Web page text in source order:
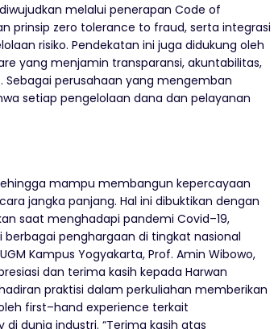
melalui penerapan Code of
prinsip zero tolerance to fraud, serta integrasi
risiko. Pendekatan ini juga didukung oleh
yang menjamin transparansi, akuntabilitas,
Sebagai perusahaan yang mengemban
setiap pengelolaan dana dan pelayanan
mampu membangun kepercayaan
jangka panjang. Hal ini dibuktikan dengan
saat menghadapi pandemi Covid–19,
berbagai penghargaan di tingkat nasional
UGM Kampus Yogyakarta, Prof. Amin Wibowo,
dan terima kasih kepada Harwan
praktisi dalam perkuliahan memberikan
first–hand experience terkait
di dunia industri. “Terima kasih atas